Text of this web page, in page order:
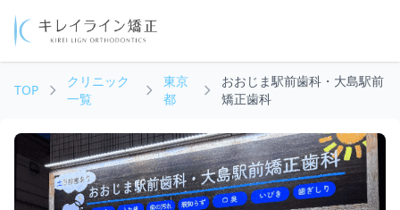
TOP
クリニック
一覧
東京
都
おおじま駅前歯科・大島駅前
矯正歯科